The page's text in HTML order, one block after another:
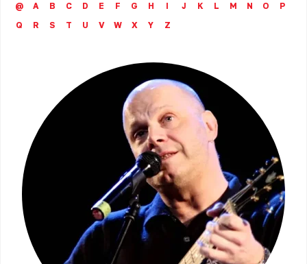
@
A B C D E F G H I J K L M N O
P
Q
R S T U V W X Y Z